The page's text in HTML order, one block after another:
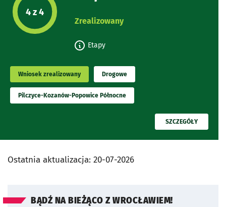
Etap projektu:
4 z 4
Zrealizowany
Etapy
Wniosek zrealizowany Drogowe
Pilczyce-Kozanów-Popowice Północne
PRZECZYTAJ
SZCZEGÓŁY
Ostatnia aktualizacja: 20-07-2026
BĄDŹ NA BIEŻĄCO Z WROCŁAWIEM!